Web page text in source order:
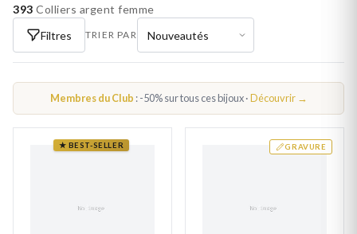
393 Colliers argent femme
Filtres
TRIER PAR
Membres du Club : -50% sur tous ces bijoux ·Découvrir →
★ BEST-SELLER GRAVURE